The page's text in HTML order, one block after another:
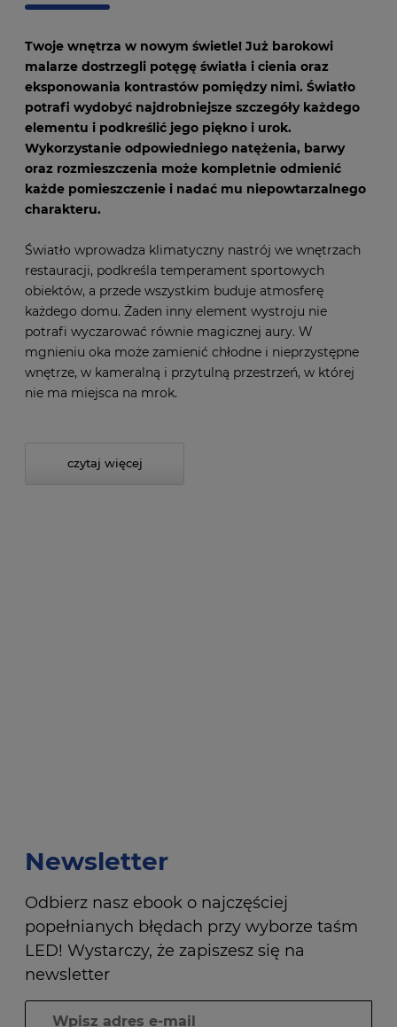
Twoje wnętrza w nowym świetle! Już barokowi
malarze dostrzegli potęgę światła i cienia oraz
eksponowania kontrastów pomiędzy nimi. Światło
potrafi wydobyć najdrobniejsze szczegóły każdego
elementu i podkreślić jego piękno i urok.
Wykorzystanie odpowiedniego natężenia, barwy
oraz rozmieszczenia może kompletnie odmienić
każde pomieszczenie i nadać mu niepowtarzalnego
charakteru.
Światło wprowadza klimatyczny nastrój we wnętrzach
restauracji, podkreśla temperament sportowych
obiektów, a przede wszystkim buduje atmosferę
każdego domu. Żaden inny element wystroju nie
potrafi wyczarować równie magicznej aury. W
mgnieniu oka może zamienić chłodne i nieprzystępne
wnętrze, w kameralną i przytulną przestrzeń, w której
nie ma miejsca na mrok.
czytaj więcej
Newsletter
Odbierz nasz ebook o najczęściej
popełnianych błędach przy wyborze taśm
LED! Wystarczy, że zapiszesz się na
newsletter